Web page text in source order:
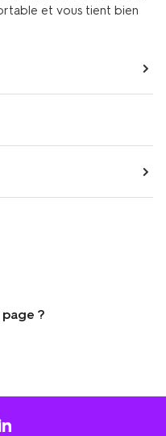
et vous tient bien
?